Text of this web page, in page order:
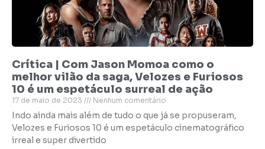
Crítica | Com Jason Momoa como o
melhor vilão da saga, Velozes e Furiosos
10 é um espetáculo surreal de ação
17 de maio de 2023 Nenhum comentário
Indo ainda mais além de tudo o que já se propuseram,
Velozes e Furiosos 10 é um espetáculo cinematográfico
irreal e super divertido